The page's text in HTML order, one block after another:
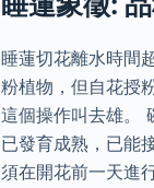
睡蓮切花離水時間
粉植物，但自花授
這個操作叫去雄。
已發育成熟，已能
須在開花前一天進